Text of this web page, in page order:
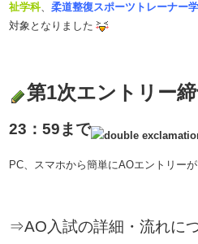
祉学科、柔道整復スポーツトレーナー
対象となりました
第1次エントリー
23：59 まで
PC、スマホから簡単にAOエントリー
⇒AO入試の詳細・流れに